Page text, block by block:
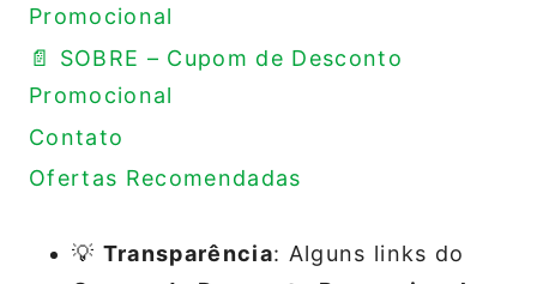
Promocional
📄 SOBRE – Cupom de Desconto
Promocional
Contato
Ofertas Recomendadas
💡 Transparência: Alguns links do